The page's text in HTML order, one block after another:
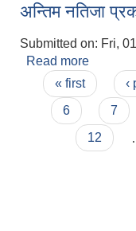
२०८२
अन्तिम नतिजा
Submitted on: Fri,
Read more
Pages
« first ‹
6
7
12